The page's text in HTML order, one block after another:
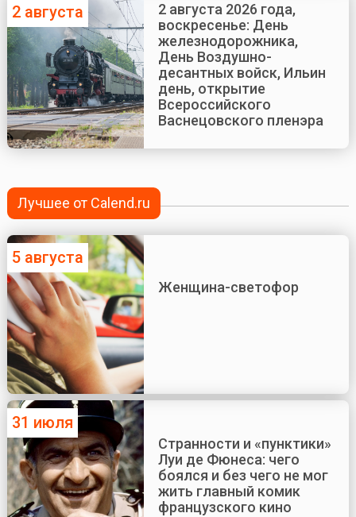
2 августа
2 августа 2026 года,
воскресенье: День
железнодорожника,
День Воздушно-
десантных войск, Ильин
день, открытие
Всероссийского
Васнецовского пленэра
Лучшее от Calend.ru
5 августа
Женщина-светофор
31 июля
Странности и «пунктики»
Луи де Фюнеса: чего
боялся и без чего не мог
жить главный комик
французского кино